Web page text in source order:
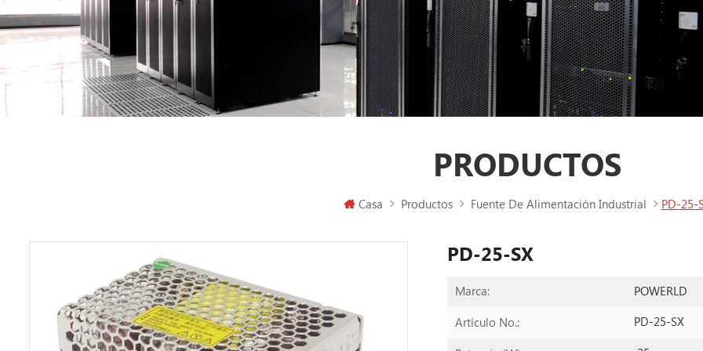
PRODUCTOS
Casa Productos Fuente De Alimentación Industrial PD-25-
PD-25-SX
Marca: POWERLD
Artículo No.: PD-25-SX